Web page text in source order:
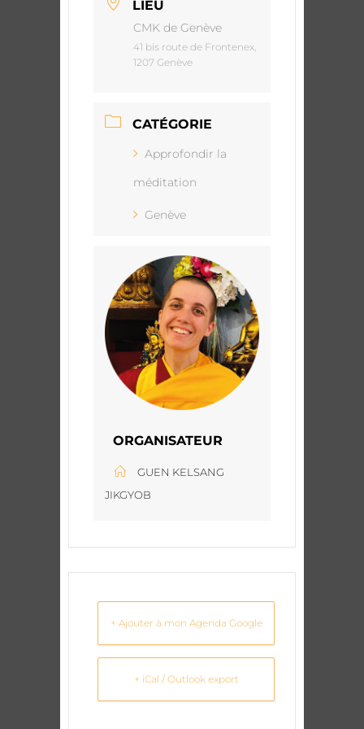
LIEU
CMK de Genève
41 bis route de Frontenex,
1207 Genève
CATÉGORIE
Approfondir la
méditation
Genève
ORGANISATEUR
GUEN KELSANG
JIKGYOB
+ Ajouter à mon Agenda Google
+ iCal / Outlook export